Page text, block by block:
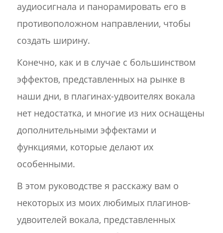
аудиосигнала и панорамировать его в
противоположном направлении, чтобы
создать ширину.
Конечно, как и в случае с большинством
эффектов, представленных на рынке в
наши дни, в плагинах-удвоителях вокала
нет недостатка, и многие из них оснащены
дополнительными эффектами и
функциями, которые делают их
особенными.
В этом руководстве я расскажу вам о
некоторых из моих любимых плагинов-
удвоителей вокала, представленных